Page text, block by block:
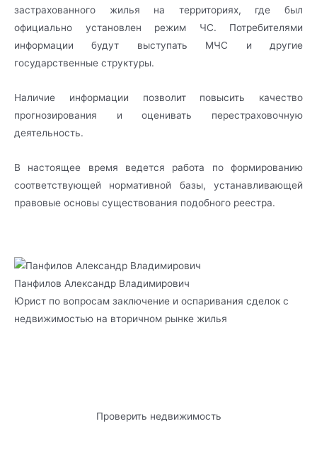
застрахованного жилья на территориях, где был
официально установлен режим ЧС. Потребителями
информации будут выступать МЧС и другие
государственные структуры.
Наличие информации позволит повысить качество
прогнозирования и оценивать перестраховочную
деятельность.
В настоящее время ведется работа по формированию
соответствующей нормативной базы, устанавливающей
правовые основы существования подобного реестра.
Панфилов Александр Владимирович
Юрист по вопросам заключение и оспаривания сделок с
недвижимостью на вторичном рынке жилья
Проверить недвижимость